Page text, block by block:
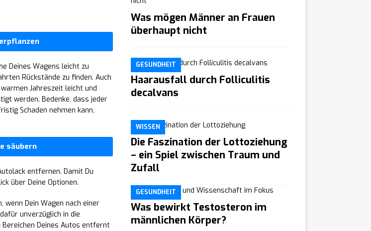
Deines Wagens leicht zu
Rückstände zu finden. Auch
Jahreszeit leicht und
werden. Bedenke, dass jeder
Schaden nehmen kann,
säubern
entfernen. Damit Du
über Deine Optionen.
wenn Dein Wagen nach einer
unverzüglich in die
Deines Autos entfernt
Was mögen Männer an Frauen
überhaupt nicht
GESUNDHEIT
Haarausfall durch Folliculitis
decalvans
WISSEN
Die Faszination der Lottoziehung
– ein Spiel zwischen Traum und
Zufall
GESUNDHEIT
Was bewirkt Testosteron im
männlichen Körper?